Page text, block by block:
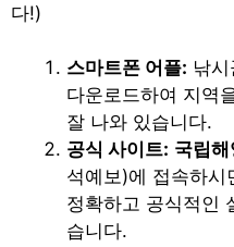
다!)
스마트폰 어플: 낚
다운로드하여 지역
잘 나와 있습니다.
공식 사이트: 국립해
석예보)에 접속하
정확하고 공식적인
습니다.